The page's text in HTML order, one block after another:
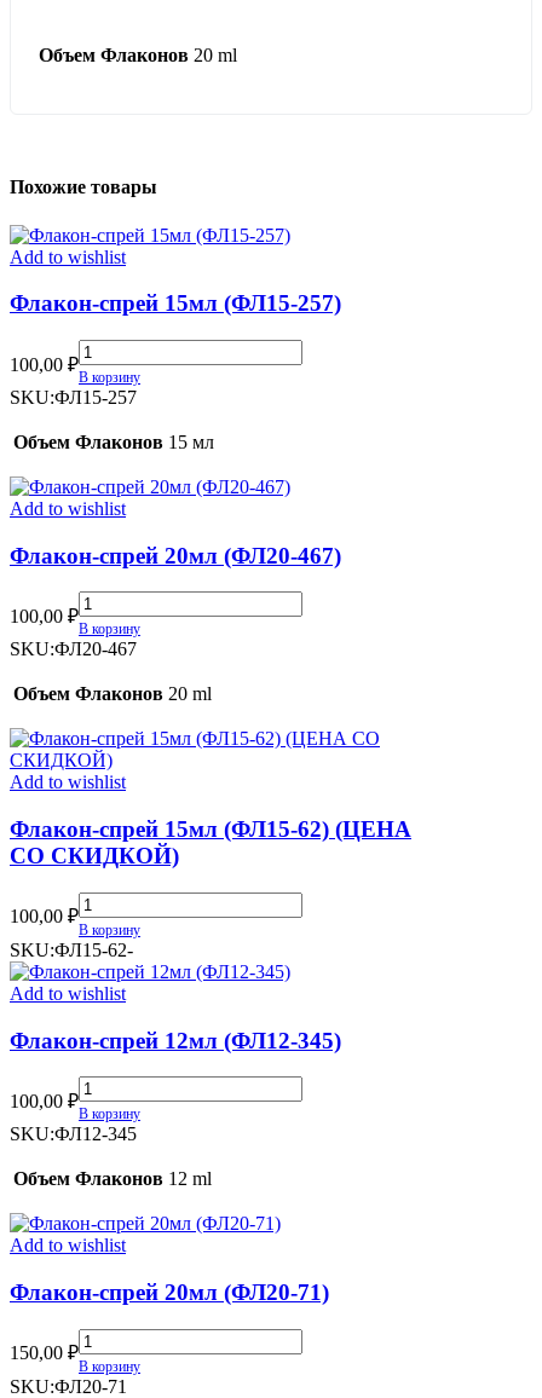
Объем Флаконов 20 ml
Похожие товары
Add to wishlist
Флакон-спрей 15мл (ФЛ15-257)
100,00 ₽
Флакон-
спрей
15мл
257)
В корзину
SKU:ФЛ15-257
Объем Флаконов 15 мл
Add to wishlist
Флакон-спрей 20мл (ФЛ20-467)
100,00 ₽
Флакон-
спрей
20мл
467)
В корзину
SKU:ФЛ20-467
Объем Флаконов 20 ml
Add to wishlist
Флакон-спрей 15мл (ФЛ15-62) (ЦЕНА
СО СКИДКОЙ)
100,00 ₽
Флакон-
спрей
15мл
(ФЛ15-
62)
СКИДКОЙ)
quantity
В корзину
SKU:ФЛ15-62-
Add to wishlist
Флакон-спрей 12мл (ФЛ12-345)
100,00 ₽
Флакон-
спрей
12мл
345)
В корзину
SKU:ФЛ12-345
Объем Флаконов 12 ml
Add to wishlist
Флакон-спрей 20мл (ФЛ20-71)
150,00 ₽
Флакон-
спрей
20мл
В корзину
SKU:ФЛ20-71